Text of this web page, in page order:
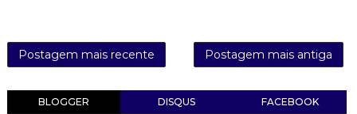
Postagem mais recente Postagem mais antiga
BLOGGER DISQUS FACEBOOK